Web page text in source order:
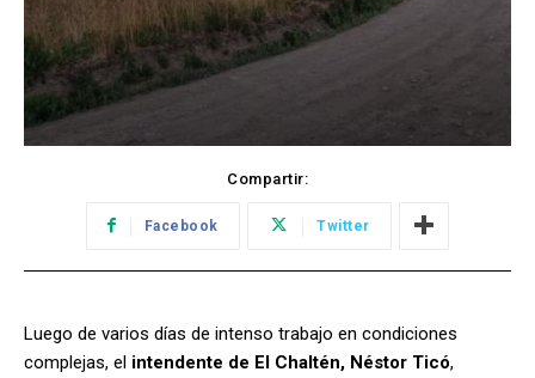
Compartir:
Facebook Twitter
Luego de varios días de intenso trabajo en condiciones
complejas, el intendente de El Chaltén, Néstor Ticó,